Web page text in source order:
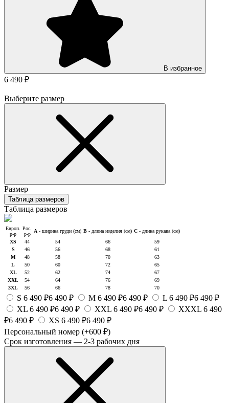
В избранное
6 490 ₽
Выберите размер
Размер
Таблица размеров
Таблица размеров
Европ.
р-р
Рос.
р-р
A - ширина груди (см) B - длина изделия (см) C - длина рукава (см)
XS
44 54 66
59
S
46 56 68
61
M
48 58 70
63
L
50 60 72
65
XL
52 62 74
67
XXL
54 64 76
69
3XL
56 66 78 70
S 6 490 ₽6 490 ₽ M 6 490 ₽6 490 ₽ L 6 490 ₽6 490 ₽
XL 6 490 ₽6 490 ₽ XXL 6 490 ₽6 490 ₽ XXXL 6 490
₽6 490 ₽ XS 6 490 ₽6 490 ₽
Персональный номер (+600 ₽)
Срок изготовления — 2-3 рабочих дня